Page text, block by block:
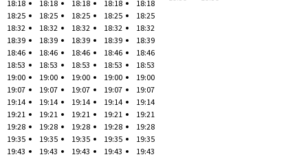
18:18
18:25
18:32
18:39
18:46
18:53
19:00
19:07
19:14
19:21
19:28
19:35
19:43
18:18
18:25
18:32
18:39
18:46
18:53
19:00
19:07
19:14
19:21
19:28
19:35
19:43
18:18
18:25
18:32
18:39
18:46
18:53
19:00
19:07
19:14
19:21
19:28
19:35
19:43
18:18
18:25
18:32
18:39
18:46
18:53
19:00
19:07
19:14
19:21
19:28
19:35
19:43
18:18
18:25
18:32
18:39
18:46
18:53
19:00
19:07
19:14
19:21
19:28
19:35
19:43